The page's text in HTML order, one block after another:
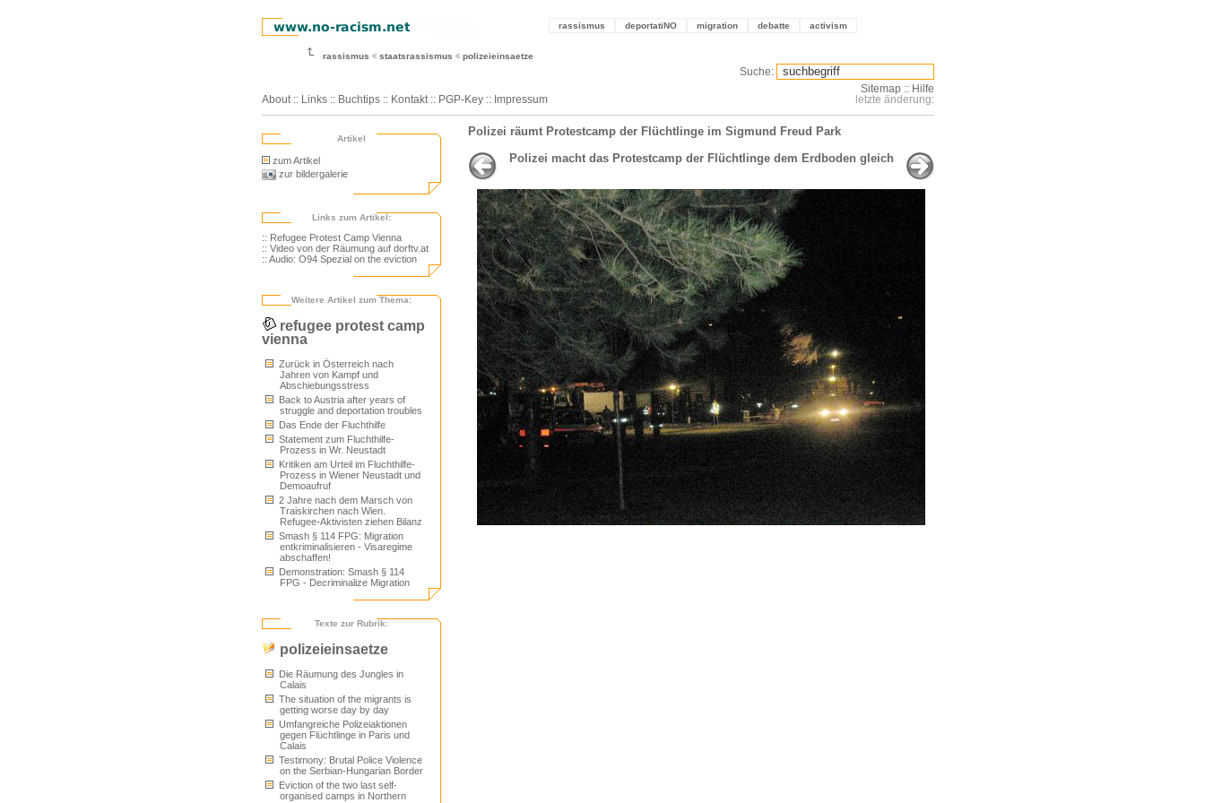
rassismus deportatiNO migration debatte activism
rassismus staatsrassismus polizeieinsaetze
About :: Links :: Buchtips :: Kontakt :: PGP-Key :: Impressum
Suche:
Sitemap :: Hilfe
letzte änderung:
Artikel
zum Artikel
zur bildergalerie
Links zum Artikel:
:: Refugee Protest Camp Vienna
:: Video von der Räumung auf dorftv.at
:: Audio: O94 Spezial on the eviction
Weitere Artikel zum Thema:
refugee protest camp
vienna
Zurück in Österreich nach
Jahren von Kampf und
Abschiebungsstress
Back to Austria after years of
struggle and deportation troubles
Das Ende der Fluchthilfe
Statement zum Fluchthilfe-
Prozess in Wr. Neustadt
Kritiken am Urteil im Fluchthilfe-
Prozess in Wiener Neustadt und
Demoaufruf
2 Jahre nach dem Marsch von
Traiskirchen nach Wien.
Refugee-Aktivisten ziehen Bilanz
Smash § 114 FPG: Migration
entkriminalisieren - Visaregime
abschaffen!
Demonstration: Smash § 114
FPG - Decriminalize Migration
Texte zur Rubrik:
polizeieinsaetze
Die Räumung des Jungles in
Calais
The situation of the migrants is
getting worse day by day
Umfangreiche Polizeiaktionen
gegen Flüchtlinge in Paris und
Calais
Testimony: Brutal Police Violence
on the Serbian-Hungarian Border
Eviction of the two last self-
organised camps in Northern
Polizei räumt Protestcamp der Flüchtlinge im Sigmund Freud Park
Polizei macht das Protestcamp der Flüchtlinge dem Erdboden gleich